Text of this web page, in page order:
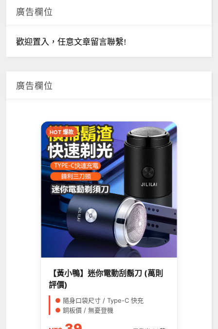
廣告欄位
歡迎置入，任意文章留言聯繫!
廣告欄位
HOT 爆款
【黃小鴨】迷你電動刮鬍刀 (萬則
評價)
● 隨身口袋尺寸 / Type-C 快充
● 銅板價 / 無憂登機